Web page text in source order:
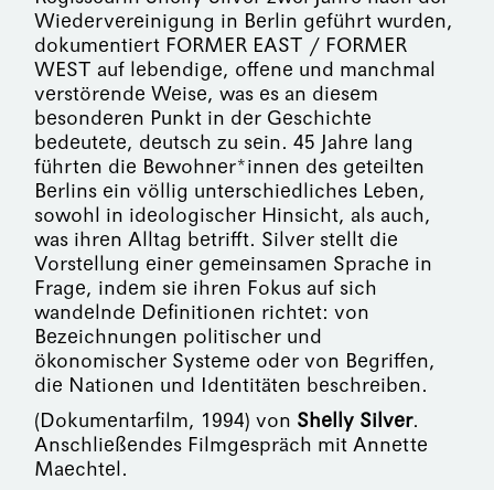
Wiedervereinigung in Berlin geführt wurden,
dokumentiert FORMER EAST / FORMER
WEST auf lebendige, offene und manchmal
verstörende Weise, was es an diesem
besonderen Punkt in der Geschichte
bedeutete, deutsch zu sein. 45 Jahre lang
führten die Bewohner*innen des geteilten
Berlins ein völlig unterschiedliches Leben,
sowohl in ideologischer Hinsicht, als auch,
was ihren Alltag betrifft. Silver stellt die
Vorstellung einer gemeinsamen Sprache in
Frage, indem sie ihren Fokus auf sich
wandelnde Definitionen richtet: von
Bezeichnungen politischer und
ökonomischer Systeme oder von Begriffen,
die Nationen und Identitäten beschreiben.
(Dokumentarfilm, 1994) von Shelly Silver.
Anschließendes Filmgespräch mit Annette
Maechtel.